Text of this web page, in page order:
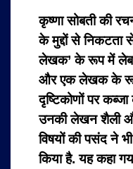
कृष्णा सोबती की
के मुद्दों से निकटता
लेखक’ के रूप में लेबल
और एक लेखक के रूप
दृष्टिकोणों पर
उनकी लेखन शैली
विषयों की पसंद ने
किया है. यह कहा